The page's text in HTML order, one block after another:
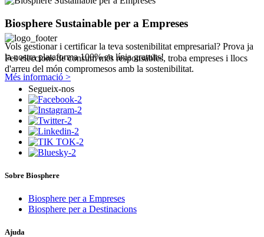
Biosphere Sustainable per a Empreses
Vols gestionar i certificar la teva sostenibilitat empresarial? Prova ja
la nostra plataforma 100% en línia gratuïts!
Més informació >
Fes eleccions de consum més responsables, troba empreses i llocs
d'arreu del món compromesos amb la sostenibilitat.
Segueix-nos
Sobre Biosphere
Biosphere per a Empreses
Biosphere per a Destinacions
Ajuda